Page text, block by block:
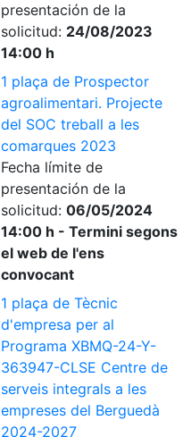
presentación de la
solicitud: 24/08/2023
14:00 h
1 plaça de Prospector
agroalimentari. Projecte
del SOC treball a les
comarques 2023
Fecha límite de
presentación de la
solicitud: 06/05/2024
14:00 h - Termini segons
el web de l'ens
convocant
1 plaça de Tècnic
d'empresa per al
Programa XBMQ-24-Y-
363947-CLSE Centre de
serveis integrals a les
empreses del Berguedà
2024-2027